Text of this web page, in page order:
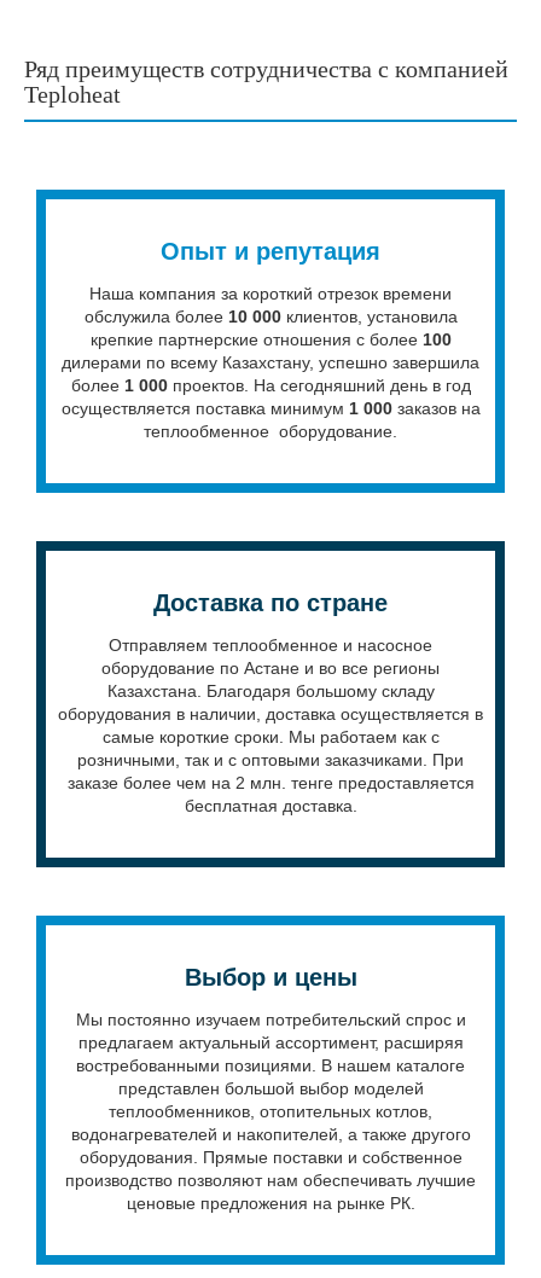
Ряд преимуществ сотрудничества с компанией
Teploheat
Опыт и репутация
Наша компания за короткий отрезок времени
обслужила более 10 000клиентов, установила
крепкие партнерские отношения с более 100
дилерами по всему Казахстану, успешно завершила
более 1 000проектов. На сегодняшний день в год
осуществляется поставка минимум 1 000заказов на
теплообменное оборудование.
Доставка по стране
Отправляем теплообменное и насосное
оборудование по Астане и во все регионы
Казахстана. Благодаря большому складу
оборудования в наличии, доставка осуществляется в
самые короткие сроки. Мы работаем как с
розничными, так и с оптовыми заказчиками. При
заказе более чем на 2 млн. тенге предоставляется
бесплатная доставка.
Выбор и цены
Мы постоянно изучаем потребительский спрос и
предлагаем актуальный ассортимент, расширяя
востребованными позициями. В нашем каталоге
представлен большой выбор моделей
теплообменников, отопительных котлов,
водонагревателей и накопителей, а также другого
оборудования. Прямые поставки и собственное
производство позволяют нам обеспечивать лучшие
ценовые предложения на рынке РК.